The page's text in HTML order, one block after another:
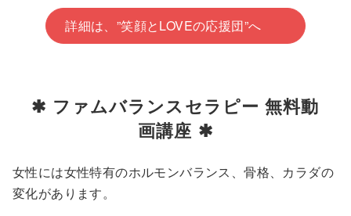
詳細は、”笑顔とLOVEの応援団”へ
✱ ファムバランスセラピー 無料動
画講座 ✱
女性には女性特有のホルモンバランス、骨格、カラダの
変化があります。